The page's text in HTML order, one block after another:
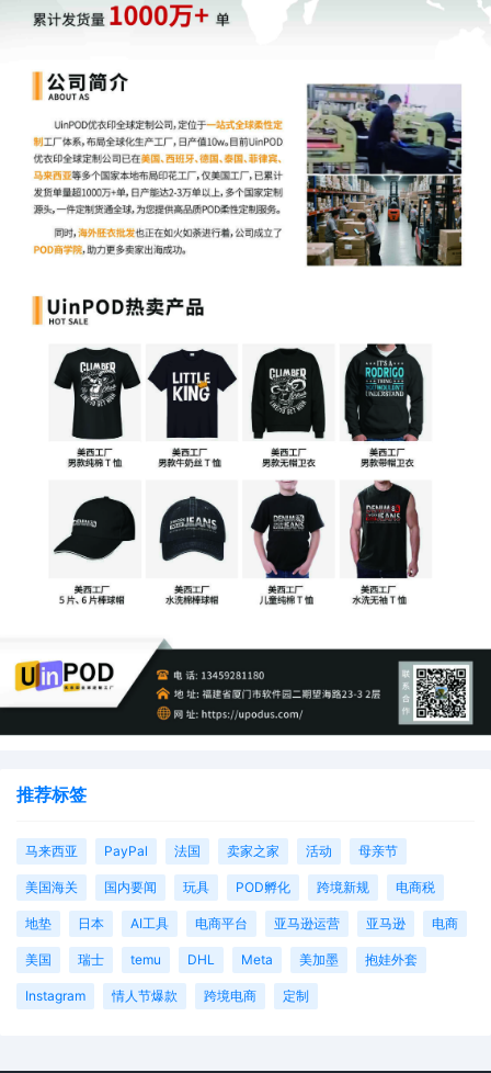
推荐标签
马来西亚 PayPal 法国 卖家之家 活动 母亲节
美国海关 国内要闻 玩具 POD孵化 跨境新规 电商税
地垫 日本 AI工具 电商平台 亚马逊运营 亚马逊 电商
美国 瑞士 temu DHL Meta 美加墨 抱娃外套
Instagram 情人节爆款 跨境电商 定制